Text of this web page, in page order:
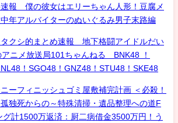
報 僕の彼女はエリーちゃん人形！豆腐メ
年アルバイターのぬいぐるみ男子末路編
クシ的まとめ速報 地下格闘アイドルだい
ニメ放送局101ちゃんねる BNK48 ！
！SGO48！GNZ48！STU48！SKE48
ーフィニッシュゴミ屋敷補完計画 ＜必殺！
独死からの～特殊清掃・遺品整理への道F
グ計1500万返済：厨二病借金3500万円！う